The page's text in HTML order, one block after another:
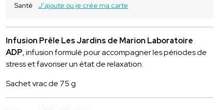
Santé
J’ajoute ou je crée ma carte
Infusion Prêle Les Jardins de Marion Laboratoire
ADP, infusion formulé pour accompagner les périodes de
stress et favoriser un état de relaxation.
Sachet vrac de 75 g